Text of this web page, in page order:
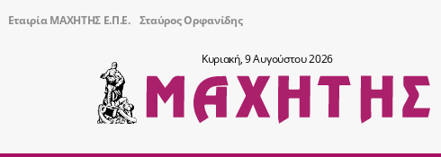
Εταιρία ΜΑΧΗΤΗΣ Ε.Π.Ε. Σταύρος Ορφανίδης
Κυριακή, 9 Αυγούστου 2026